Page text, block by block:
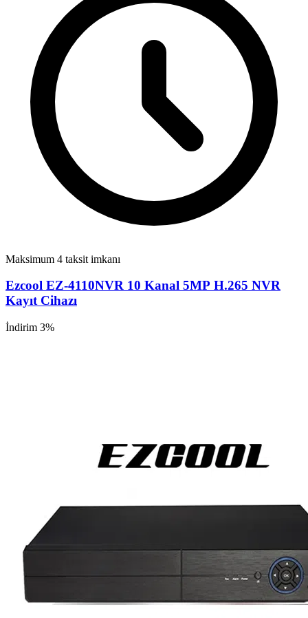
Maksimum 4 taksit imkanı
Ezcool EZ-4110NVR 10 Kanal 5MP H.265 NVR
Kayıt Cihazı
İndirim 3%